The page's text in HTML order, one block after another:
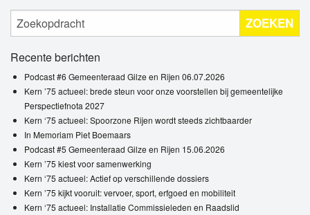
ZOEKEN
Recente berichten
Podcast #6 Gemeenteraad Gilze en Rijen 06.07.2026
Kern ’75 actueel: brede steun voor onze voorstellen bij gemeentelijke
Perspectiefnota 2027
Kern ‘75 actueel: Spoorzone Rijen wordt steeds zichtbaarder
In Memoriam Piet Boemaars
Podcast #5 Gemeenteraad Gilze en Rijen 15.06.2026
Kern ’75 kiest voor samenwerking
Kern ‘75 actueel: Actief op verschillende dossiers
Kern ’75 kijkt vooruit: vervoer, sport, erfgoed en mobiliteit
Kern ‘75 actueel: Installatie Commissieleden en Raadslid